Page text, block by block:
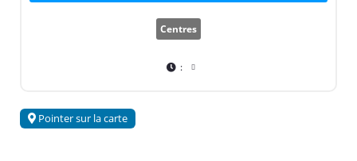
Centres
:
Pointer sur la carte